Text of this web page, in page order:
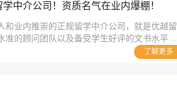
中介公司！资质名气在业内爆棚！
业内推崇的正规留学中介公司，就是优越留
的顾问团队以及备受学生好评的文书水平受
了解更多